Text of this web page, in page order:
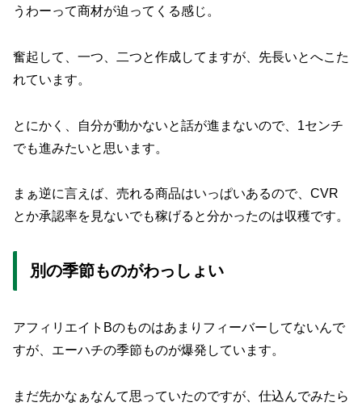
うわーって商材が迫ってくる感じ。
奮起して、一つ、二つと作成してますが、先長いとへこた
れています。
とにかく、自分が動かないと話が進まないので、1センチ
でも進みたいと思います。
まぁ逆に言えば、売れる商品はいっぱいあるので、CVR
とか承認率を見ないでも稼げると分かったのは収穫です。
別の季節ものがわっしょい
アフィリエイトBのものはあまりフィーバーしてないんで
すが、エーハチの季節ものが爆発しています。
まだ先かなぁなんて思っていたのですが、仕込んでみたら